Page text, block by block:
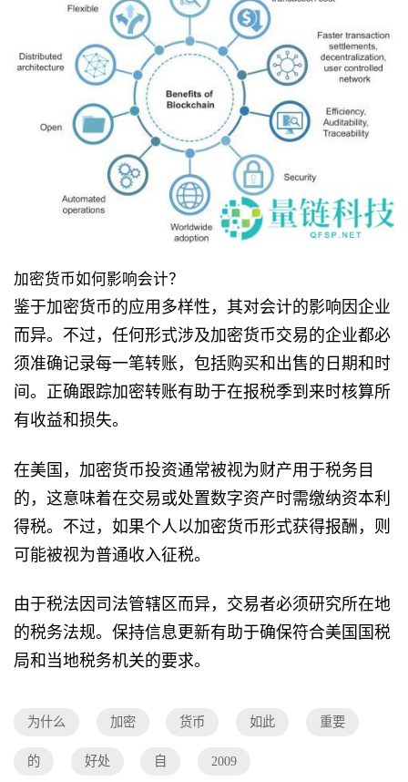
加密货币如何影响会计？
鉴于加密货币的应用多样性，其对会计的影响因企业
而异。不过，任何形式涉及加密货币交易的企业都必
须准确记录每一笔转账，包括购买和出售的日期和时
间。正确跟踪加密转账有助于在报税季到来时核算所
有收益和损失。
在美国，加密货币投资通常被视为财产用于税务目
的，这意味着在交易或处置数字资产时需缴纳资本利
得税。不过，如果个人以加密货币形式获得报酬，则
可能被视为普通收入征税。
由于税法因司法管辖区而异，交易者必须研究所在地
的税务法规。保持信息更新有助于确保符合美国国税
局和当地税务机关的要求。
为什么 加密 货币 如此 重要
的 好处 自 2009